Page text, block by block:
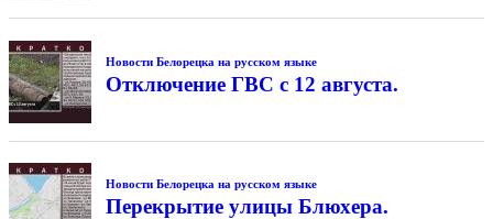
Новости Белорецка на русском языке
Отключение ГВС с 12 августа.
Новости Белорецка на русском языке
Перекрытие улицы Блюхера.